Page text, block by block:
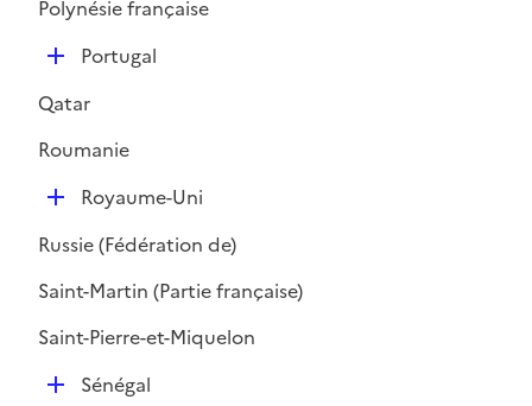
Polynésie française
D
p
l
Portugal
Qatar
Roumanie
D
p
l
e
Royaume-Uni
Russie (Fédération de)
Saint-Martin (Partie française)
Saint-Pierre-et-Miquelon
DSénégal